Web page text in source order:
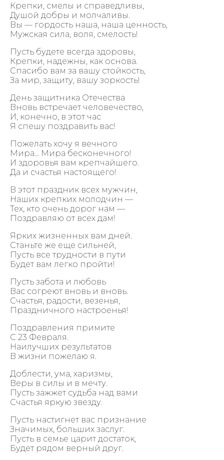
Крепки, смелы и справедливы,
Душой добры и молчаливы.
Вы — гордость наша, наша ценность,
Мужская сила, воля, смелость!
Пусть будете всегда здоровы,
Крепки, надежны, как основа.
Спасибо вам за вашу стойкость,
За мир, защиту, вашу зоркость!
День защитника Отечества
Вновь встречает человечество,
И, конечно, в этот час
Я спешу поздравить вас!
Пожелать хочу я вечного
Мира… Мира бесконечного!
И здоровья вам крепчайшего.
Да и счастья настоящего!
В этот праздник всех мужчин,
Наших крепких молодчин —
Тех, кто очень дорог нам —
Поздравляю от всех дам!
Ярких жизненных вам дней.
Станьте же еще сильней,
Пусть все трудности в пути
Будет вам легко пройти!
Пусть забота и любовь
Вас согреют вновь и вновь.
Счастья, радости, везенья,
Праздничного настроенья!
Поздравления примите
С 23 Февраля.
Наилучших результатов
В жизни пожелаю я.
Доблести, ума, харизмы,
Веры в силы и в мечту.
Пусть зажжет судьба над вами
Счастья яркую звезду.
Пусть настигнет вас признание
Значимых, больших заслуг.
Пусть в семье царит достаток,
Будет рядом верный друг.